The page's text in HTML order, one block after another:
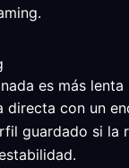
es más lenta
directa con un
guardado si la